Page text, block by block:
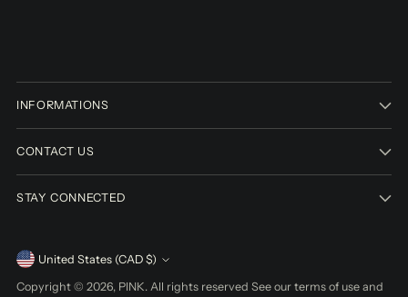
INFORMATIONS
CONTACT US
STAY CONNECTED
Currency United States (CAD $)
Copyright © 2026, PINK. All rights reserved See our terms of use and